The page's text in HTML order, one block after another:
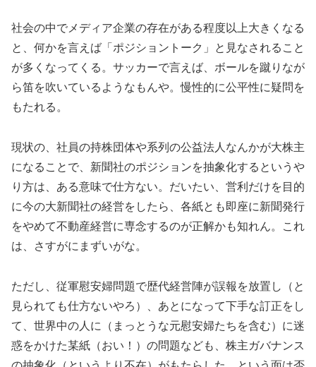
社会の中でメディア企業の存在がある程度以上大きくなる
と、何かを言えば「ポジショントーク」と見なされること
が多くなってくる。サッカーで言えば、ボールを蹴りなが
ら笛を吹いているようなもんや。慢性的に公平性に疑問を
もたれる。
現状の、社員の持株団体や系列の公益法人なんかが大株主
になることで、新聞社のポジションを抽象化するというや
り方は、ある意味で仕方ない。だいたい、営利だけを目的
に今の大新聞社の経営をしたら、各紙とも即座に新聞発行
をやめて不動産経営に専念するのが正解かも知れん。これ
は、さすがにまずいがな。
ただし、従軍慰安婦問題で歴代経営陣が誤報を放置し（と
見られても仕方ないやろ）、あとになって下手な訂正をし
て、世界中の人に（まっとうな元慰安婦たちを含む）に迷
惑をかけた某紙（おい！）の問題なども、株主ガバナンス